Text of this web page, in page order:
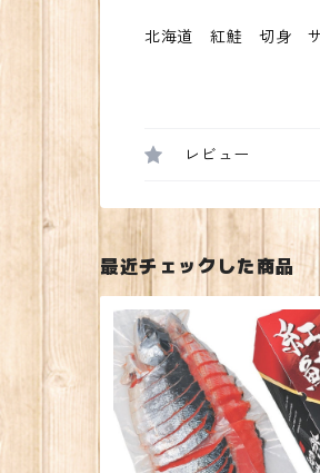
北海道 紅鮭 切身
レビュー
最近チェックした商品